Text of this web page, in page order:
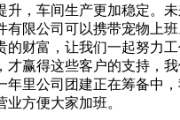
升，车间生产更加稳定。
有限公司可以携带宠物上班
的财富，让我们一起努力
才赢得这些客户的支持，我
年里公司团建正在筹备中
业方便大家加班。